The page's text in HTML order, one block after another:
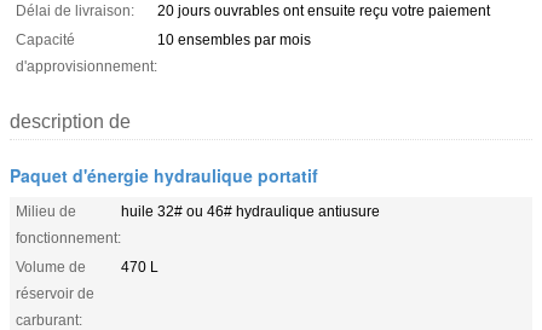
Délai de livraison:
20 jours ouvrables ont ensuite reçu votre paiement
Capacité
d'approvisionnement:
10 ensembles par mois
description de
Paquet d'énergie hydraulique portatif
Milieu de
fonctionnement:
huile 32# ou 46# hydraulique antiusure
Volume de
réservoir de
carburant:
470 L